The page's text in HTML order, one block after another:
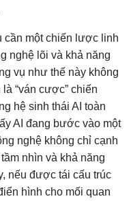
cần một chiến lược linh
nghệ lõi và khả năng
vụ như thế này không
“ván cược” chiến
hệ sinh thái AI toàn
AI đang bước vào một
nghệ không chỉ cạnh
nhìn và khả năng
nếu được tái cấu trúc
hình cho mối quan